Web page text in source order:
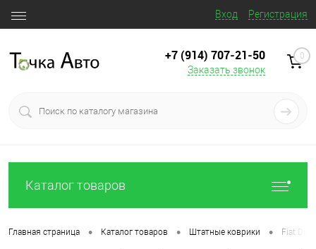
Вход Регистрация
+7 (914) 707‒21‒50
Заказать звонок
0
Каталог товаров
Главная страница • Каталог товаров • Штатные коврики • Fiat